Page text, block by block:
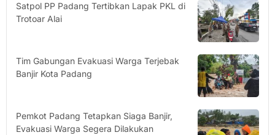
Satpol PP Padang Tertibkan Lapak PKL di
Trotoar Alai
Tim Gabungan Evakuasi Warga Terjebak
Banjir Kota Padang
Pemkot Padang Tetapkan Siaga Banjir,
Evakuasi Warga Segera Dilakukan